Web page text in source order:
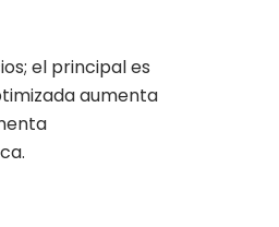
el principal es
aumenta